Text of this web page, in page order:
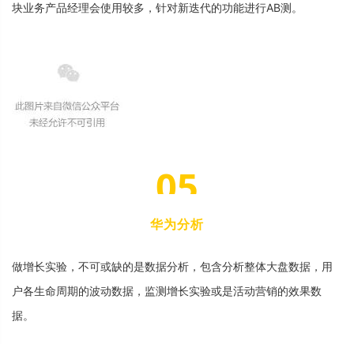
块业务产品经理会使用较多 ， 针对新迭代的功能进行AB测。
05
华为分析
做增长实验 ， 不可或缺的是数据分析 ， 包含分析整体大盘数据 ， 用
户各生命周期的波动数据 ， 监测增长实验或是活动营销的效果数
据。